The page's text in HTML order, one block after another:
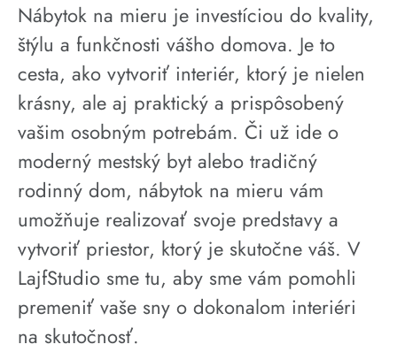
Nábytok na mieru je investíciou do kvality,
štýlu a funkčnosti vášho domova. Je to
cesta, ako vytvoriť interiér, ktorý je nielen
krásny, ale aj praktický a prispôsobený
vašim osobným potrebám. Či už ide o
moderný mestský byt alebo tradičný
rodinný dom, nábytok na mieru vám
umožňuje realizovať svoje predstavy a
vytvoriť priestor, ktorý je skutočne váš. V
LajfStudio sme tu, aby sme vám pomohli
premeniť vaše sny o dokonalom interiéri
na skutočnosť.